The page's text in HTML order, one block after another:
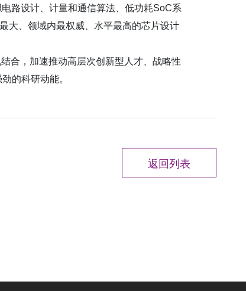
路设计、计量和通信算法、低功耗SoC系
大、领域内最权威、水平最高的芯片设计
合，加速推动高层次创新型人才、战略性
的科研动能。